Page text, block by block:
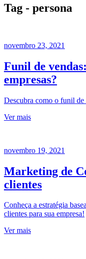
Tag - persona
novembro 23, 2021
Funil de
empresas?
Descubra como o funil de
Ver mais
novembro 19, 2021
Marketing de
clientes
Conheça a estratégia
clientes para sua empresa!
Ver mais